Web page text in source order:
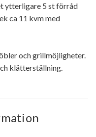
ytterligare 5 st förråd
ca 11 kvm med
och grillmöjligheter.
klätterställning.